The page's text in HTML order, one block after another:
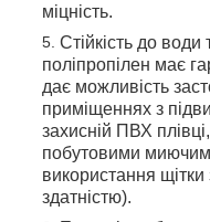
міцність.
Стійкість до води
поліпропілен має
дає можливість
приміщеннях з
захисній ПВХ
побутовими
використання
здатністю).